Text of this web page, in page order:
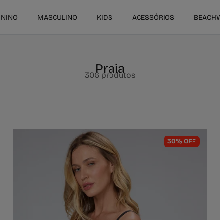
MASCULINO KIDS ACESSÓRIOS
Praia
306 produtos
30% OFF